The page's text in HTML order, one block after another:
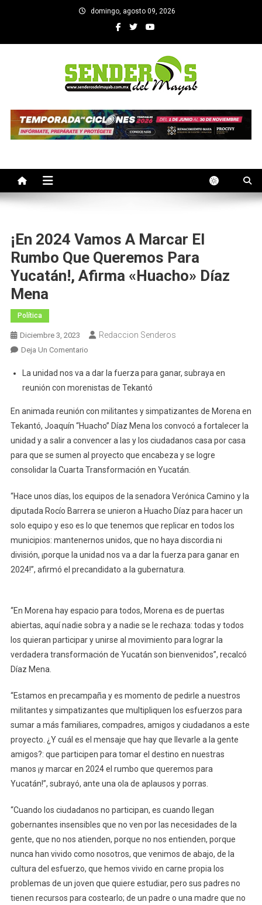
domingo, agosto 09, 2026
SENDEROS DEL MAYAB
¡En 2024 Vamos A Marcar El
Rumbo Que Queremos Para
Yucatán!, Afirma «Huacho» Díaz
Mena
Política
Diciembre 3, 2023 Redaccion Senderos
Deja Un ComentarioEn
2024
Vamos
Marcar
El
Rumbo
Que
Queremos
Yucatán!,
Afirma
«Huacho»
Díaz
Mena
La unidad nos va a dar la fuerza para ganar, subraya en
reunión con morenistas de Tekantó
En animada reunión con militantes y simpatizantes de Morena en
Tekantó, Joaquín “Huacho” Díaz Mena los convocó a fortalecer la
unidad y a salir a convencer a las y los ciudadanos casa por casa
para que se sumen al proyecto que encabeza y se logre
consolidar la Cuarta Transformación en Yucatán.
“Hace unos días, los equipos de la senadora Verónica Camino y la
diputada Rocío Barrera se unieron a Huacho Díaz para hacer un
solo equipo y eso es lo que tenemos que replicar en todos los
municipios: mantenernos unidos, que no haya discordia ni
división, ¡porque la unidad nos va a dar la fuerza para ganar en
2024!”, afirmó el precandidato a la gubernatura.
“En Morena hay espacio para todos, Morena es de puertas
abiertas, aquí nadie sobra y a nadie se le rechaza: todas y todos
los quieran participar y unirse al movimiento para lograr la
verdadera transformación de Yucatán son bienvenidos”, recalcó
Díaz Mena.
“Estamos en precampaña y es momento de pedirle a nuestros
militantes y simpatizantes que multipliquen los esfuerzos para
sumar a más familiares, compadres, amigos y ciudadanos a este
proyecto. ¿Y cuál es el mensaje que hay que llevarle a la gente
amigos?: que participen para tomar el destino en nuestras
manos ¡y marcar en 2024 el rumbo que queremos para
Yucatán!”, subrayó, ante una ola de aplausos y porras.
“Cuando los ciudadanos no participan, es cuando llegan
gobernantes insensibles que no ven por las necesidades de la
gente, que no nos atienden, porque no nos entienden, porque
nunca han vivido como nosotros, que venimos de abajo, de la
cultura del esfuerzo, que hemos vivido en carne propia los
problemas de un joven que quiere estudiar, pero sus padres no
tienen recursos para costearlo; de un padre o una madre que no